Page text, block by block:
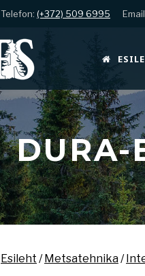
Telefon: (+372) 509 6995
DURA-
Esileht /Metsatehnika/